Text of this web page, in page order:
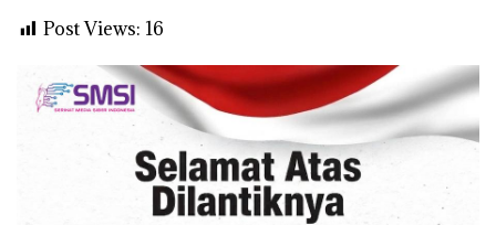
Post Views: 16